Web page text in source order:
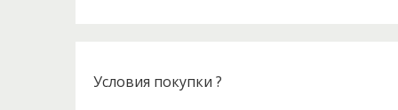
Финансовый механизм является составной
однако это специфическая составляющая,
Условия покупки ?